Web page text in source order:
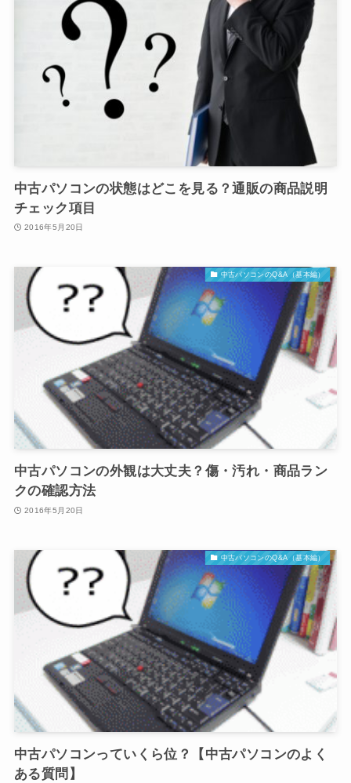
中古パソコンの状態はどこを見る？通販の商品説明
チェック項目
2016年5月20日
中古パソコンのQ&A（基本編）
中古パソコンの外観は大丈夫？傷・汚れ・商品ラン
クの確認方法
2016年5月20日
中古パソコンのQ&A（基本編）
中古パソコンっていくら位？【中古パソコンのよく
ある質問】